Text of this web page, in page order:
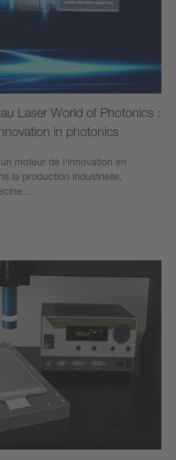
Laser World of Photonics :
in photonics
moteur de l'innovation en
la production industrielle,